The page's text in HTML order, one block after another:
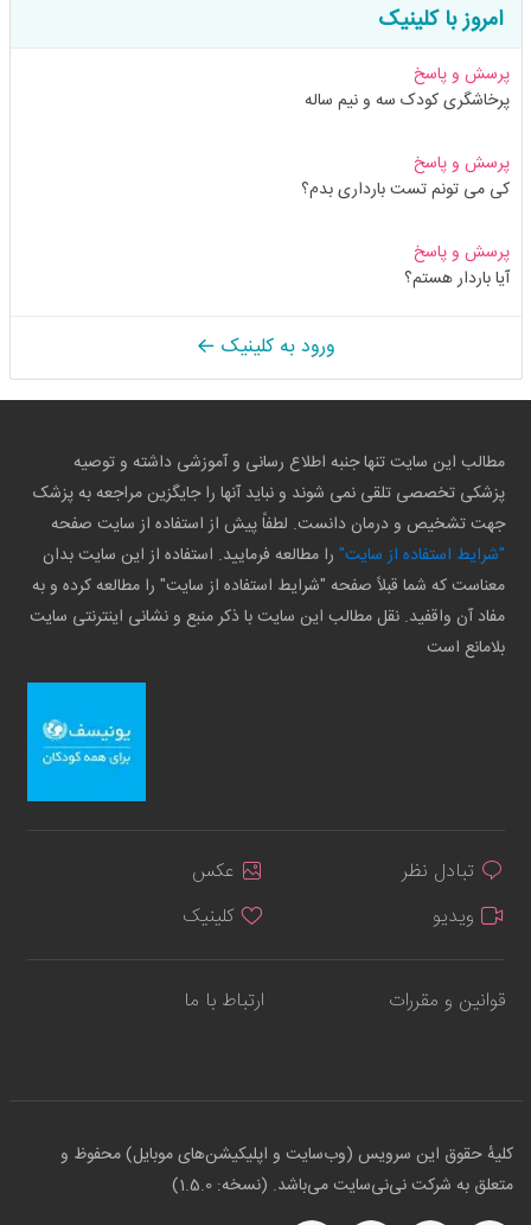
امروز با کلینیک
پرسش و پاسخ
پرخاشگری کودک سه و نیم ساله
پرسش و پاسخ
کی می تونم تست بارداری بدم؟
پرسش و پاسخ
آیا باردار هستم؟
ورود به کلینیک
مطالب این سایت تنها جنبه اطلاع رسانی و آموزشی داشته و توصیه
پزشکی تخصصی تلقی نمی شوند و نباید آنها را جایگزین مراجعه به پزشک
جهت تشخیص و درمان دانست. لطفاً پیش از استفاده از سایت صفحه
"شرایط استفاده از سایت" را مطالعه فرمایید. استفاده از این سایت بدان
معناست که شما قبلاً صفحه "شرایط استفاده از سایت" را مطالعه کرده و به
مفاد آن واقفید. نقل مطالب این سایت با ذکر منبع و نشانی اینترنتی سایت
بلامانع است
تبادل نظر
عکس
ویدیو
کلینیک
قوانین و مقررات ارتباط با ما
کلیهٔ حقوق این سرویس (وب‌سایت و اپلیکیشن‌های موبایل) محفوظ و
متعلق به شرکت نی‌نی‌سایت می‌باشد. (نسخه: 1.5.0)